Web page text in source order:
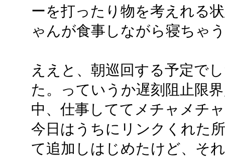
ーを打ったり物を考えれる
ゃんが食事しながら寝ちゃ
ええと、朝巡回する予定で
た。っていうか遅刻阻止限
中、仕事しててメチャメチ
今日はうちにリンクくれた
て追加しはじめたけど、そ